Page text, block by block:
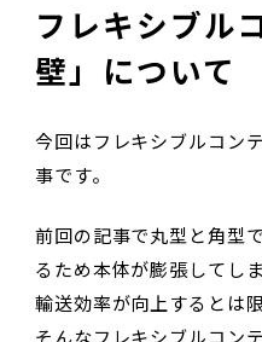
フレキシブル
壁」について
今回はフレキシブルコン
事です。
前回の記事で丸型と角型
るため本体が膨張してしま
輸送効率が向上するとは
そんなフレキシブルコン